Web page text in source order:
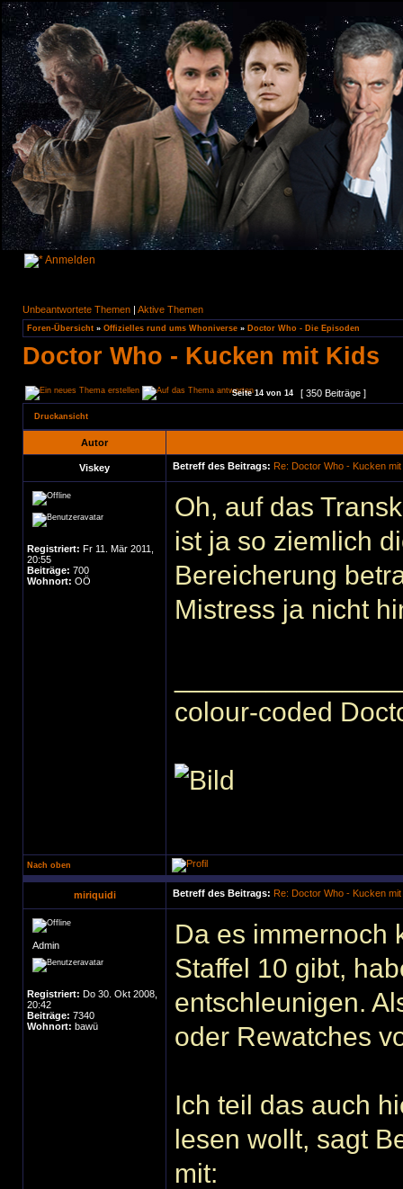
Anmelden
Unbeantwortete Themen | Aktive Themen
Foren-Übersicht » Offizielles rund ums Whoniverse » Doctor Who - Die Episoden
Doctor Who - Kucken mit Kids
Seite14 von 14 [ 350 Beiträge ]
Druckansicht
Autor
Viskey Betreff des Beitrags: Re: Doctor Who - Kucken mit
Registriert: Fr 11. Mär 2011,
20:55
Beiträge: 700
Wohnort: OÖ
Oh, auf das
ist ja so ziemlich
Bereicherung
Mistress ja nicht
colour-coded
Nach oben
miriquidi Betreff des Beitrags: Re: Doctor Who - Kucken mit
Admin
Registriert: Do 30. Okt 2008,
20:42
Beiträge: 7340
Wohnort: bawü
Da es immernoch
Staffel 10 gibt,
entschleunigen.
oder Rewatches
Ich teil das auch
lesen wollt, sagt
mit: